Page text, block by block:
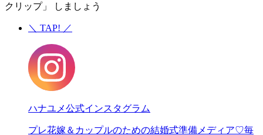
クリップ」 しましょう
＼ TAP! ／
ハナユメ公式インスタグラム
プレ花嫁＆カップルのための結婚式準備メディア♡毎